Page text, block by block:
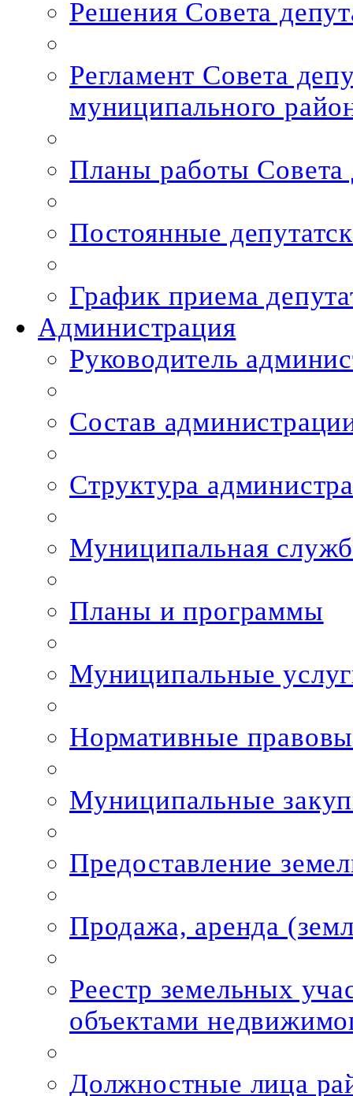
Решения Cовета
Регламент Совета
муниципального
Планы работы Совета
Постоянные
График приема
Администрация
Руководитель
Состав
Структура
Муниципальная
Планы и программы
Муниципальные
Нормативные
Муниципальные
Предоставление
Продажа, аренда
Реестр земельных
объектами
Должностные лица